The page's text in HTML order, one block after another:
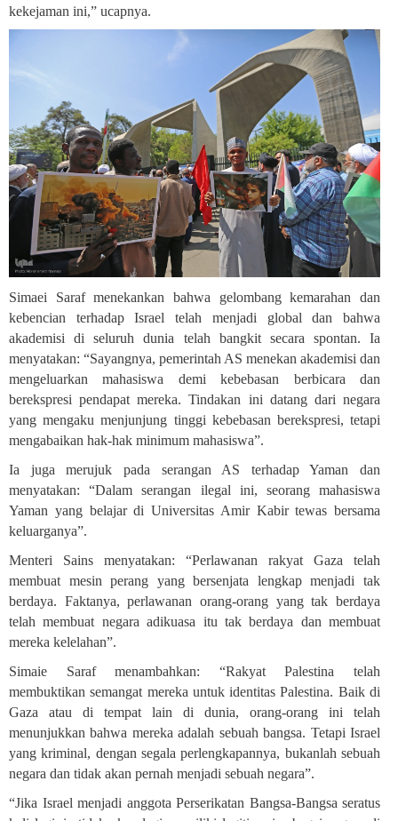
kekejaman ini,” ucapnya.
Simaei Saraf menekankan bahwa gelombang kemarahan dan
kebencian terhadap Israel telah menjadi global dan bahwa
akademisi di seluruh dunia telah bangkit secara spontan. Ia
menyatakan: “Sayangnya, pemerintah AS menekan akademisi dan
mengeluarkan mahasiswa demi kebebasan berbicara dan
berekspresi pendapat mereka. Tindakan ini datang dari negara
yang mengaku menjunjung tinggi kebebasan berekspresi, tetapi
mengabaikan hak-hak minimum mahasiswa”.
Ia juga merujuk pada serangan AS terhadap Yaman dan
menyatakan: “Dalam serangan ilegal ini, seorang mahasiswa
Yaman yang belajar di Universitas Amir Kabir tewas bersama
keluarganya”.
Menteri Sains menyatakan: “Perlawanan rakyat Gaza telah
membuat mesin perang yang bersenjata lengkap menjadi tak
berdaya. Faktanya, perlawanan orang-orang yang tak berdaya
telah membuat negara adikuasa itu tak berdaya dan membuat
mereka kelelahan”.
Simaie Saraf menambahkan: “Rakyat Palestina telah
membuktikan semangat mereka untuk identitas Palestina. Baik di
Gaza atau di tempat lain di dunia, orang-orang ini telah
menunjukkan bahwa mereka adalah sebuah bangsa. Tetapi Israel
yang kriminal, dengan segala perlengkapannya, bukanlah sebuah
negara dan tidak akan pernah menjadi sebuah negara”.
“Jika Israel menjadi anggota Perserikatan Bangsa-Bangsa seratus